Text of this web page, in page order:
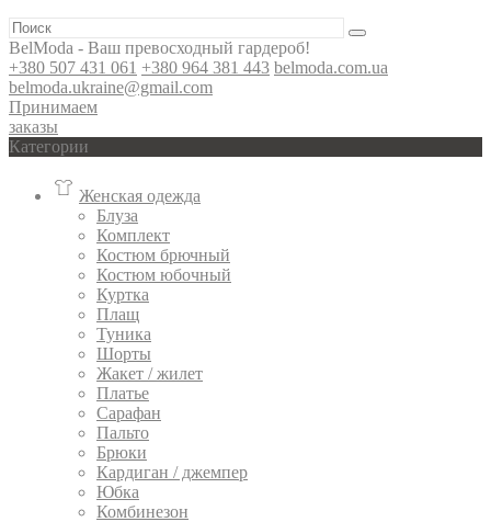
BelModa - Ваш превосходный гардероб!
+380 507 431 061 +380 964 381 443 belmoda.com.ua
belmoda.ukraine@gmail.com
Принимаем
заказы
Категории
Женская одежда
Блуза
Комплект
Костюм брючный
Костюм юбочный
Куртка
Плащ
Туника
Шорты
Жакет / жилет
Платье
Сарафан
Пальто
Брюки
Кардиган / джемпер
Юбка
Комбинезон